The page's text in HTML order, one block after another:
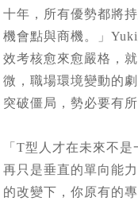
十年，所有優勢都將
機會點與商機。」
效考核愈來愈嚴格，
微，職場環境變動的
突破僵局，勢必要有所
「T型人才在未來不
再只是垂直的單向能
的改變下，你原有的